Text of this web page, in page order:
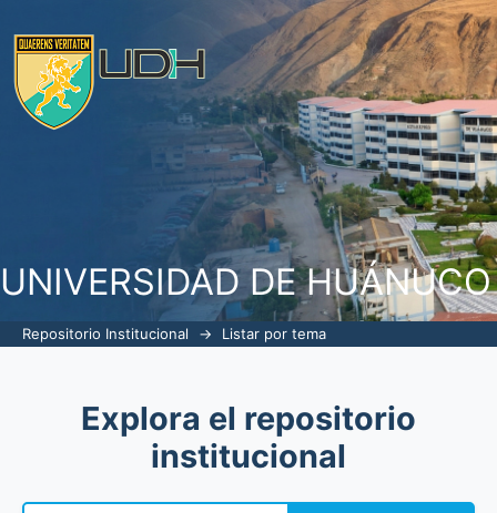
UNIVERSIDAD DE HUÁNUCO
Listar por tema "Taller vivencial"
Repositorio Institucional → Listar por tema
Explora el repositorio
institucional